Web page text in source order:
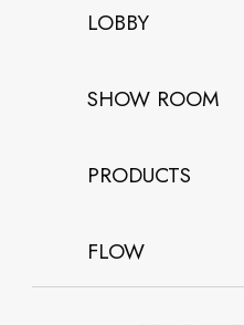
LOBBY
SHOW ROOM
PRODUCTS
FLOW